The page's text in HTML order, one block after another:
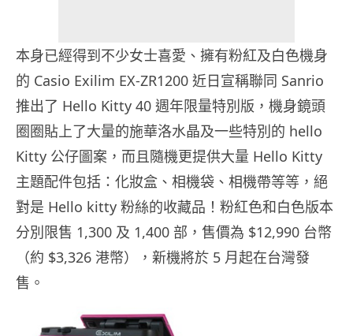
本身已經得到不少女士喜愛、擁有粉紅及白色機身
的 Casio Exilim EX-ZR1200 近日宣稱聯同 Sanrio
推出了 Hello Kitty 40 週年限量特別版，機身鏡頭
圈圈貼上了大量的施華洛水晶及一些特別的 hello
Kitty 公仔圖案，而且隨機更提供大量 Hello Kitty
主題配件包括：化妝盒、相機袋、相機帶等等，絕
對是 Hello kitty 粉絲的收藏品！粉紅色和白色版本
分別限售 1,300 及 1,400 部，售價為 $12,990 台幣
（約 $3,326 港幣），新機將於 5 月起在台灣發
售。